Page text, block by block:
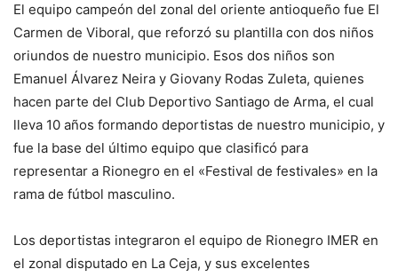
El equipo campeón del zonal del oriente antioqueño fue El
Carmen de Viboral, que reforzó su plantilla con dos niños
oriundos de nuestro municipio. Esos dos niños son
Emanuel Álvarez Neira y Giovany Rodas Zuleta, quienes
hacen parte del Club Deportivo Santiago de Arma, el cual
lleva 10 años formando deportistas de nuestro municipio, y
fue la base del último equipo que clasificó para
representar a Rionegro en el «Festival de festivales» en la
rama de fútbol masculino.
Los deportistas integraron el equipo de Rionegro IMER en
el zonal disputado en La Ceja, y sus excelentes